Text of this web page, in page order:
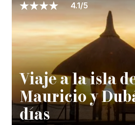
4.1/5
Viaje a la isla
Mauricio y
días